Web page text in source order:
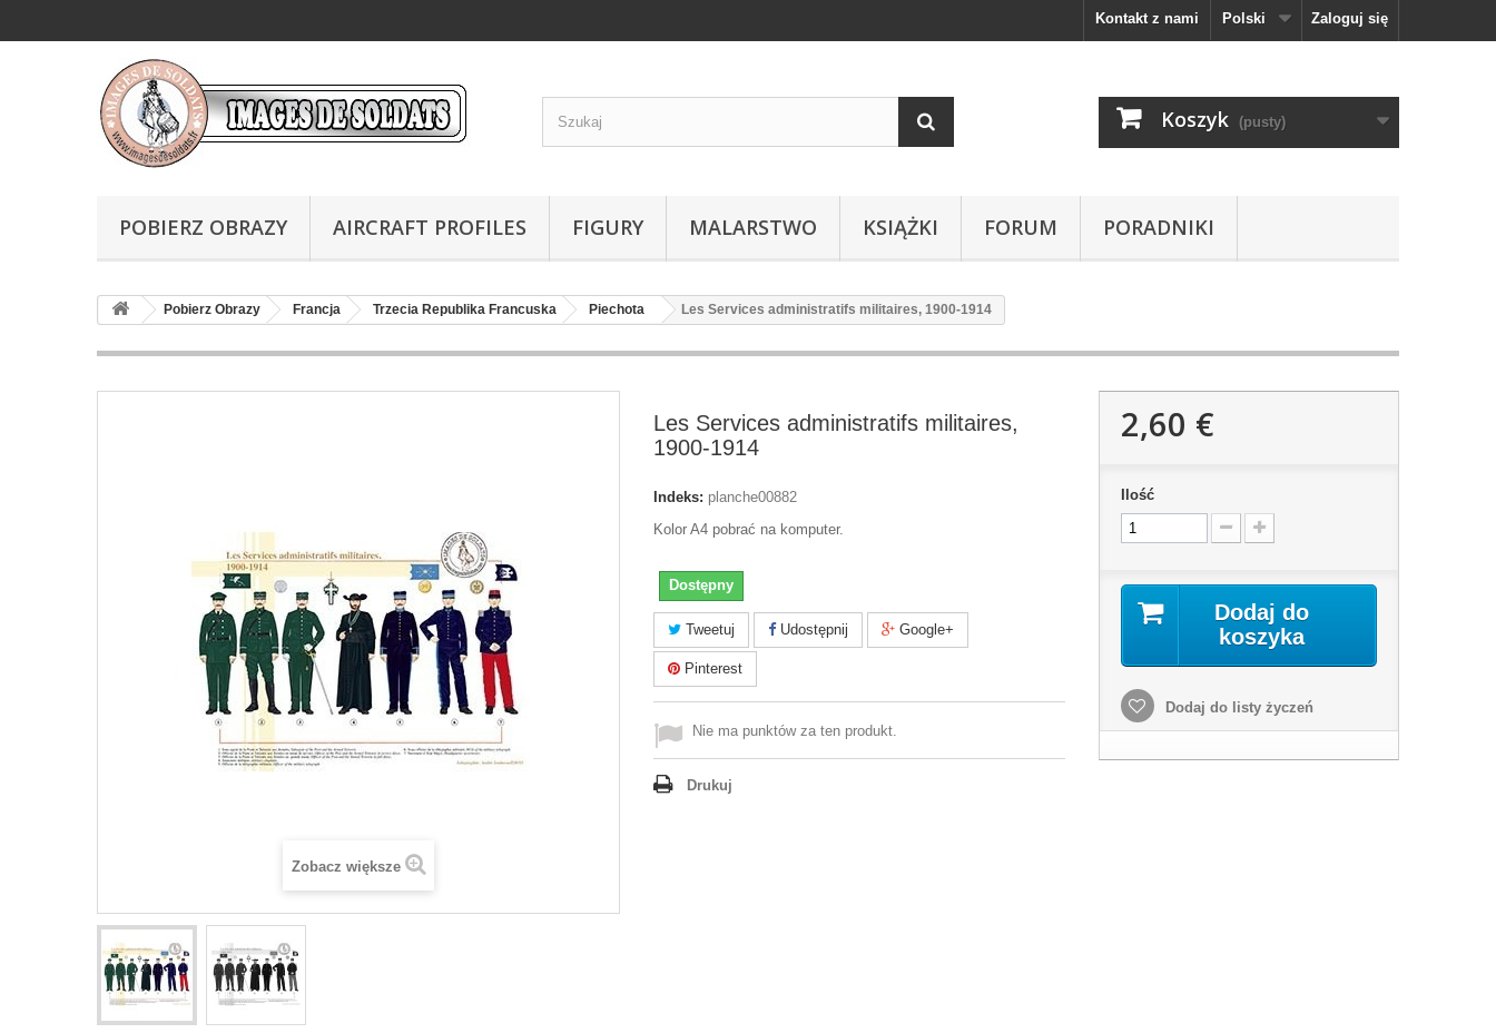
Zaloguj się
Polski
Kontakt z nami
Koszyk (pusty)
POBIERZ OBRAZY AIRCRAFT PROFILES FIGURY MALARSTWO KSIĄŻKI FORUM PORADNIKI
Pobierz Obrazy Francja Trzecia Republika Francuska Piechota Les Services administratifs militaires, 1900-1914
Zobacz większe
Les Services administratifs militaires,
1900-1914
Indeks: planche00882
Kolor A4 pobrać na komputer.
Dostępny
Tweetuj Udostępnij Google+
Pinterest
Nie ma punktów za ten produkt.
Drukuj
2,60 €
Ilość
Dodaj do
koszyka
Dodaj do listy życzeń